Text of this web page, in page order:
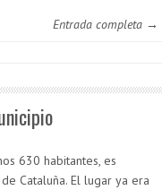
Entrada completa →
630 habitantes, es
Cataluña. El lugar ya era